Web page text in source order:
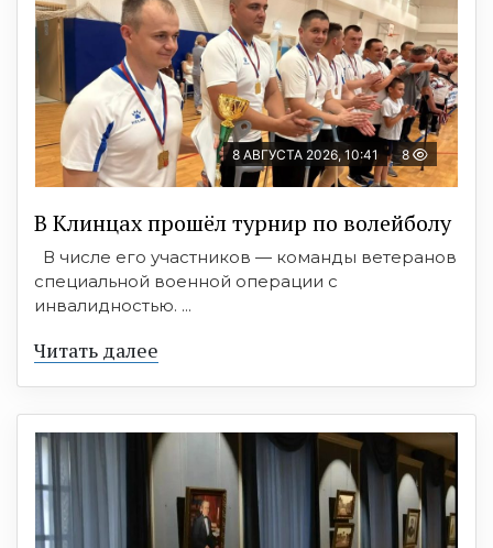
8 АВГУСТА 2026, 10:41 8
В Клинцах прошёл турнир по волейболу
В числе его участников — команды ветеранов
специальной военной операции с
инвалидностью. ...
Читать далее